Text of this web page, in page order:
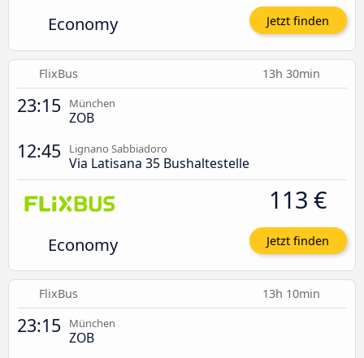
Economy Jetzt finden
FlixBus 13h 30min
23:15 München
ZOB
12:45 Lignano Sabbiadoro
Via Latisana 35 Bushaltestelle
Economy
113 €
Jetzt finden
FlixBus 13h 10min
23:15 München
ZOB